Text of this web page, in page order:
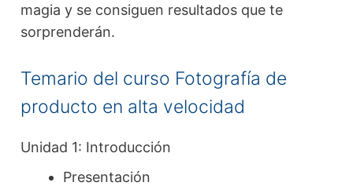
magia y se consiguen resultados que te
sorprenderán.
Temario del curso Fotografía de
producto en alta velocidad
Unidad 1: Introducción
Presentación